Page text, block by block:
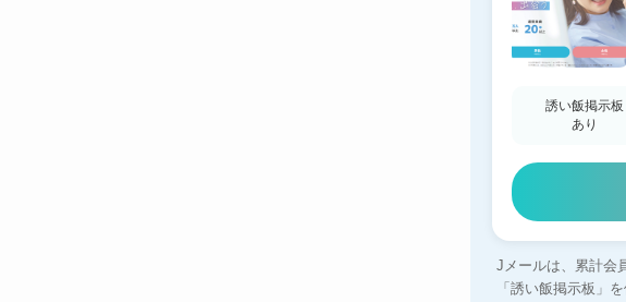
誘い飯掲示板
あり
Jメールは、累計会
「誘い飯掲示板」